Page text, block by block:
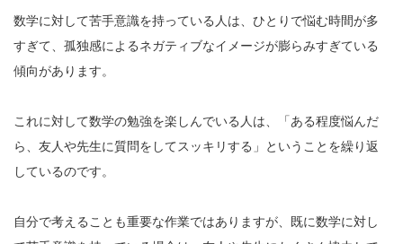
数学に対して苦手意識を持っている人は、ひとりで悩む時間が多
すぎて、孤独感によるネガティブなイメージが膨らみすぎている
傾向があります。
これに対して数学の勉強を楽しんでいる人は、「ある程度悩んだ
ら、友人や先生に質問をしてスッキリする」ということを繰り返
しているのです。
自分で考えることも重要な作業ではありますが、既に数学に対し